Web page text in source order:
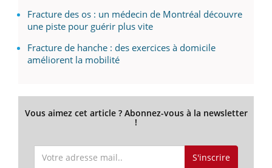
Fracture des os : un médecin de Montréal découvre
une piste pour guérir plus vite
Fracture de hanche : des exercices à domicile
améliorent la mobilité
Vous aimez cet article ? Abonnez-vous à la newsletter
!
S'inscrire